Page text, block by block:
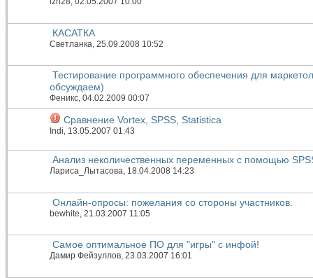
КАСАТКА
Светланка, 25.09.2008 10:52
Тестирование программного обеспечения для
обсуждаем)
Феникс, 04.02.2009 00:07
Сравнение Vortex, SPSS, Statistica
Indi, 13.05.2007 01:43
Анализ неколичественных переменных с помощью
Лариса_Лытасова, 18.04.2008 14:23
Онлайн-опросы: пожелания со стороны участников.
bewhite, 21.03.2007 11:05
Самое оптимальное ПО для "игры" с инфой!
Дамир Фейзуллов, 23.03.2007 16:01